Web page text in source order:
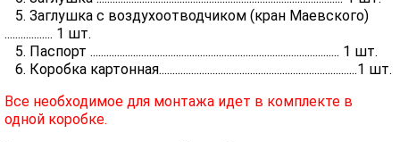
5. Заглушка с воздухоотводчиком (кран Маевского)
.................. 1 шт.
5. Паспорт ............................................................................................. 1 шт.
6. Коробка картонная..........................................................................1 шт.
Все необходимое для монтажа идет в комплекте в
одной коробке.